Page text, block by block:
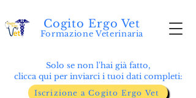
Cogito Ergo Vet
Formazione Veterinaria
Solo se non l'hai già fatto,
clicca qui per inviarci i tuoi dati completi:
Iscrizione a Cogito Ergo Vet